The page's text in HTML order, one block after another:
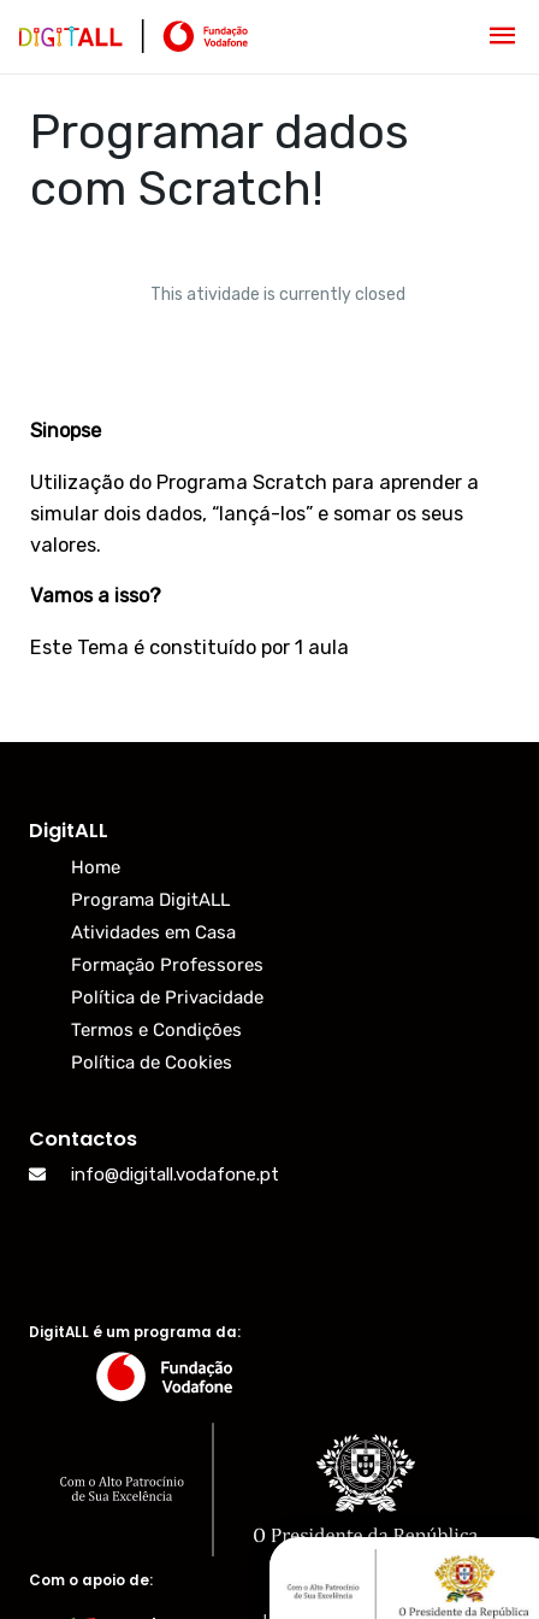
Programar dados
com Scratch!
This atividade is currently closed
Sinopse
Utilização do Programa Scratch para aprender a
simular dois dados, “lançá-los” e somar os seus
valores.
Vamos a isso?
Este Tema é constituído por 1 aula
DigitALL
Home
Programa DigitALL
Atividades em Casa
Formação Professores
Política de Privacidade
Termos e Condições
Política de Cookies
Contactos
info@digitall.vodafone.pt
DigitALL é um programa da:
Com o apoio de: